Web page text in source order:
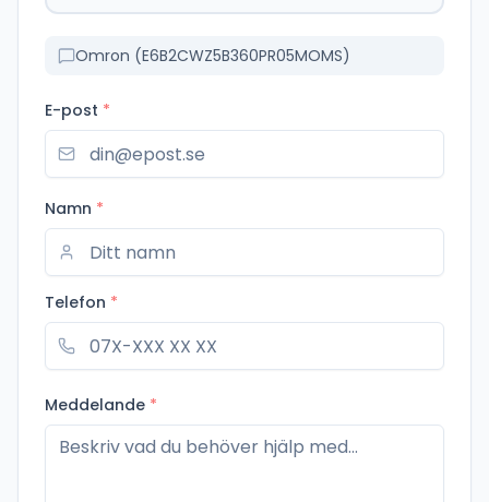
Omron (E6B2CWZ5B360PR05MOMS)
E-post *
Namn *
Telefon *
Meddelande *